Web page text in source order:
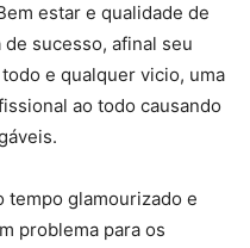
estar e qualidade de
sucesso, afinal seu
e qualquer vicio, uma
ao todo causando
tempo glamourizado e
problema para os